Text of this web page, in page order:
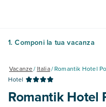
1. Componi la tua vacanza
Vacanze/ Italia/Romantik Hotel
Hotel
Romantik Hotel